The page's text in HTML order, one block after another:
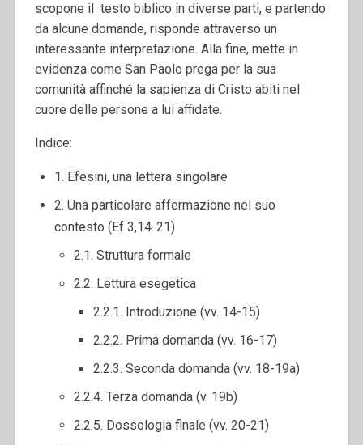
scopone il testo biblico in diverse parti, e partendo
da alcune domande, risponde attraverso un
interessante interpretazione. Alla fine, mette in
evidenza come San Paolo prega per la sua
comunità affinché la sapienza di Cristo abiti nel
cuore delle persone a lui affidate.
Indice:
1. Efesini, una lettera singolare
2. Una particolare affermazione nel suo
contesto (Ef 3,14-21)
2.1. Struttura formale
2.2. Lettura esegetica
2.2.1. Introduzione (vv. 14-15)
2.2.2. Prima domanda (vv. 16-17)
2.2.3. Seconda domanda (vv. 18-19a)
2.2.4. Terza domanda (v. 19b)
2.2.5. Dossologia finale (vv. 20-21)